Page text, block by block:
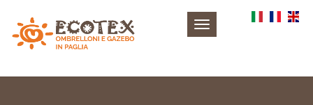
Toggle